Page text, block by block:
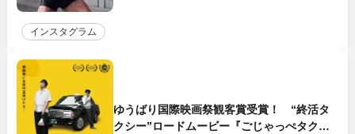
インスタグラム
ゆうばり国際映画祭観客賞受賞！ “終活タ
クシー”ロードムービー『ごじゃっぺタクシ